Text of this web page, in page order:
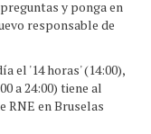
y ponga en
responsable de
el '14 horas' (14:00),
a 24:00) tiene al
RNE en Bruselas